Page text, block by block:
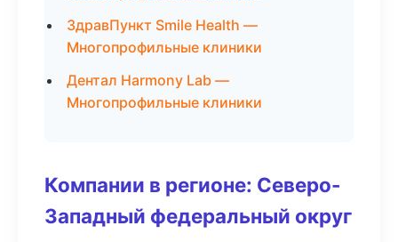
ЗдравПункт Smile Health —
Многопрофильные клиники
Дентал Harmony Lab —
Многопрофильные клиники
Компании в регионе: Северо-
Западный федеральный округ